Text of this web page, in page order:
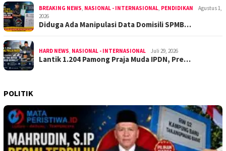
BREAKING NEWS NASIONAL - INTERNASIONAL PENDIDIKAN
Agustus 1,
2026
Diduga Ada Manipulasi Data Domisili SPMB…
HARD NEWS NASIONAL - INTERNASIONAL Juli 29, 2026
Lantik 1.204 Pamong Praja Muda IPDN, Pre…
POLITIK